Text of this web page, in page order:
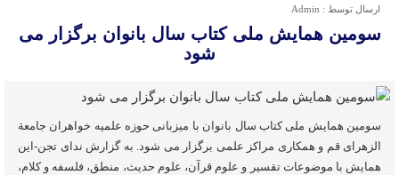
ارسال توسط : Admin
سومین همایش ملی کتاب سال بانوان برگزار می
شود
سومین همایش ملی کتاب سال بانوان با میزبانی حوزه علمیه خواهران جامعة
الزهرای قم و همکاری مراکز علمی برگزار می شود. به گزارش ندای تجن-این
همایش با موضوعات تقسیر و علوم قرآن، علوم حدیث، منطق، فلسفه و کلام،